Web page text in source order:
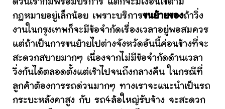
ด่วนเราก็มีพร้อมบริการ แต่ก็จะมีเงื่อนไขตาม
กฎหมายอยู่เล็กน้อย เพราะบริการขนย้ายของถ้าวิ่ง
งานในกรุงเทพก็จะมีข้อจำกัดเรื่องเวลาอยู่พอสมควร
แต่ถ้าเป็นการขนย้ายไปต่างจังหวัดอันนี้ค่อนข้างที่จะ
สะดวกสบายมากๆ เนื่องจากไม่มีข้อจำกัดด้านเวลา
วิ่งกันได้ตลอดตั้งแต่เช้าไปจนถึงกลางคืน ในกรณีที่
ลูกค้าต้องการรถด่วนมากๆ ทางเราจะแนะนำเป็นรถ
กระบะหลังคาสูง กับ รถ4ล้อใหญ่รับจ้าง จะสะดวก